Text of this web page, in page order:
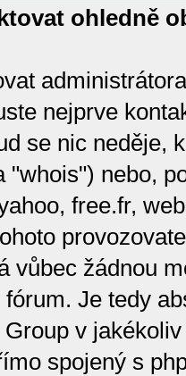
ohledně
nejprve
se nic neděje,
"whois") nebo,
free.fr,
vůbec žádnou
Je tedy
Group v
spojený s